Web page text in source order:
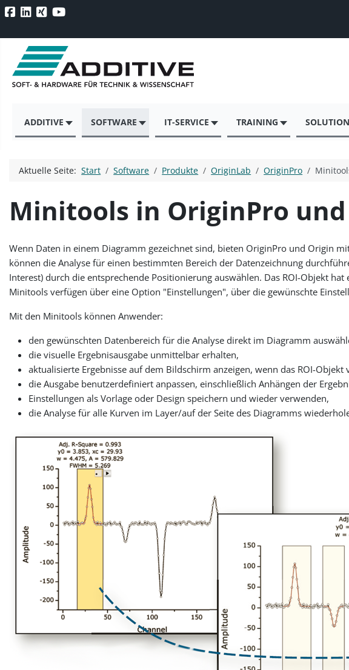
ADDITIVE SOFTWARE IT-SERVICE TRAINING
Aktuelle Seite:Start Software Produkte OriginLab OriginPro
Minitools in OriginPro
Wenn Daten in einem Diagramm gezeichnet sind, bieten OriginPro und Origin
können die Analyse für einen bestimmten Bereich der Datenzeichnung
Interest) durch die entsprechende Positionierung auswählen. Das ROI-Objekt
Minitools verfügen über eine Option "Einstellungen", über die gewünschte
Mit den Minitools können Anwender:
den gewünschten Datenbereich für die Analyse direkt im Diagramm
die visuelle Ergebnisausgabe unmittelbar erhalten,
aktualisierte Ergebnisse auf dem Bildschirm anzeigen, wenn das ROI-
die Ausgabe benutzerdefiniert anpassen, einschließlich Anhängen der
Einstellungen als Vorlage oder Design speichern und wieder verwenden,
die Analyse für alle Kurven im Layer/auf der Seite des Diagramms